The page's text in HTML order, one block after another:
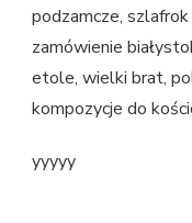
podzamcze,
zamówienie
etole, wielki brat,
kompozycje do
yyyyy